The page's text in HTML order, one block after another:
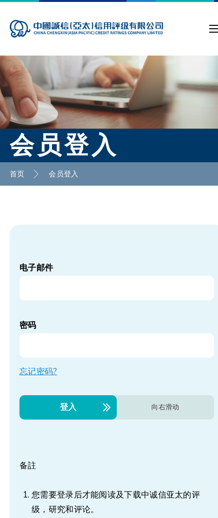
会员登入
首页 会员登入
电子邮件
密码
忘记密码?
向右滑动
登入
备註
您需要登录后才能阅读及下载中诚信亚太的评
级，研究和评论。